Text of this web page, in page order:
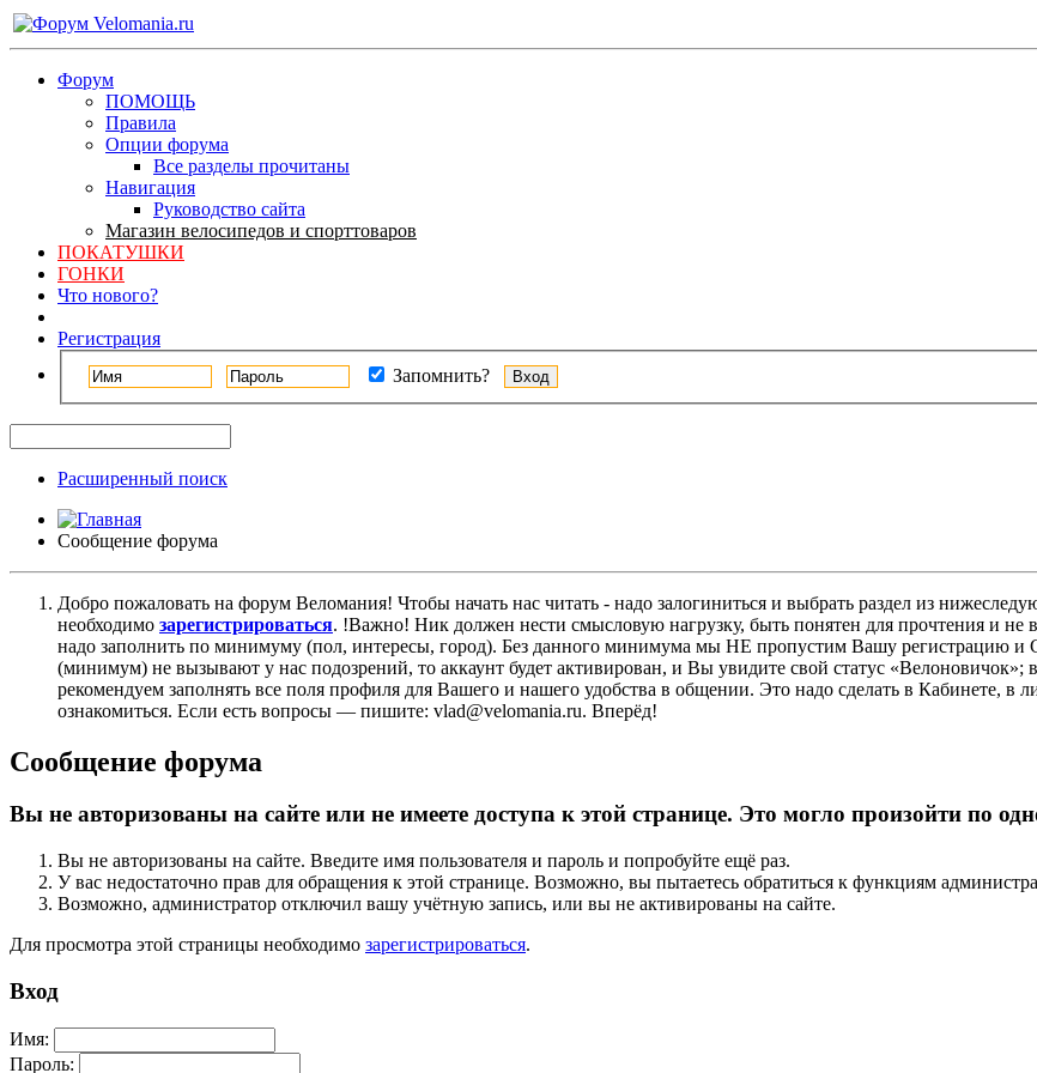
Форум
ПОМОЩЬ
Правила
Опции форума
Все разделы прочитаны
Навигация
Руководство сайта
Магазин велосипедов и спорттоваров
ПОКАТУШКИ
ГОНКИ
Что нового?
Регистрация
Запомнить?
Расширенный поиск
Сообщение форума
Добро пожаловать на форум Веломания! Чтобы начать нас читать - надо залогиниться и выбрать раздел из
необходимо зарегистрироваться. !Важно! Ник должен нести смысловую нагрузку, быть понятен для прочтения и
надо заполнить по минимуму (пол, интересы, город). Без данного минимума мы НЕ пропустим Вашу регистрацию и
(минимум) не вызывают у нас подозрений, то аккаунт будет активирован, и Вы увидите свой статус
рекомендуем заполнять все поля профиля для Вашего и нашего удобства в общении. Это надо сделать в Кабинете, в
ознакомиться. Если есть вопросы — пишите: vlad@velomania.ru. Вперёд!
Сообщение форума
Вы не авторизованы на сайте или не имеете доступа к этой странице. Это могло произойти по
Вы не авторизованы на сайте. Введите имя пользователя и пароль и попробуйте ещё раз.
У вас недостаточно прав для обращения к этой странице. Возможно, вы пытаетесь обратиться к функциям
Возможно, администратор отключил вашу учётную запись, или вы не активированы на сайте.
Для просмотра этой страницы необходимо зарегистрироваться.
Вход
Имя:
Пароль: